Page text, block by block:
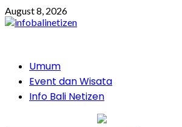
Skip
to
August 8, 2026
PrimaryUmum
Event dan Wisata
Info Bali Netizen